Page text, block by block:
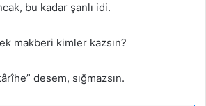
bu kadar şanlı idi.
makberi kimler kazsın?
desem, sığmazsın.